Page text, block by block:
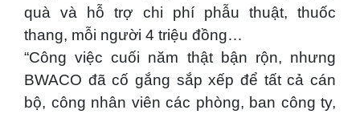
quà và hỗ trợ chi phí phẫu thuật, thuốc
thang, mỗi người 4 triệu đồng…
“Công việc cuối năm thật bận rộn, nhưng
BWACO đã cố gắng sắp xếp để tất cả cán
bộ, công nhân viên các phòng, ban công ty,